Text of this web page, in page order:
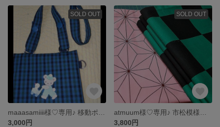
SOLD OUT
3,000円
SOLD OUT
3,800円